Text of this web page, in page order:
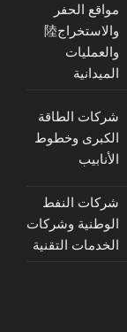
مواقع الحفر
والاستخراج陸
والعمليات
الميدانية
شركات الطاقة
الكبرى وخطوط
الأنابيب
شركات النفط
الوطنية وشركات
الخدمات التقنية